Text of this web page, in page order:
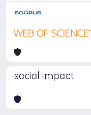
social impact